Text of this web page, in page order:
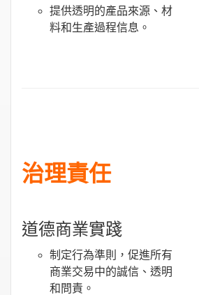
提供透明的產品來源、材
料和生產過程信息。
治理責任
道德商業實踐
制定行為準則，促進所有
商業交易中的誠信、透明
和問責。